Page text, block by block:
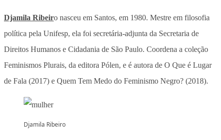
Djamila Ribeiro nasceu em Santos, em 1980. Mestre em filosofia
política pela Unifesp, ela foi secretária-adjunta da Secretaria de
Direitos Humanos e Cidadania de São Paulo. Coordena a coleção
Feminismos Plurais, da editora Pólen, e é autora de O Que é Lugar
de Fala (2017) e Quem Tem Medo do Feminismo Negro? (2018).
Djamila Ribeiro